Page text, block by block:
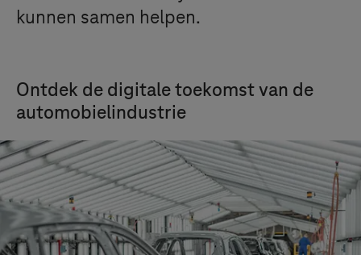
kunnen samen helpen.
Ontdek de digitale toekomst van de
automobielindustrie